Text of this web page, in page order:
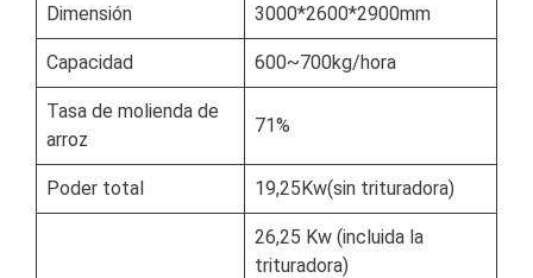
Dimensión 3000*2600*2900mm
Capacidad 600~700kg/hora
Tasa de molienda de
arroz
71%
Poder total 19,25Kw(sin trituradora)
26,25 Kw (incluida la
trituradora)